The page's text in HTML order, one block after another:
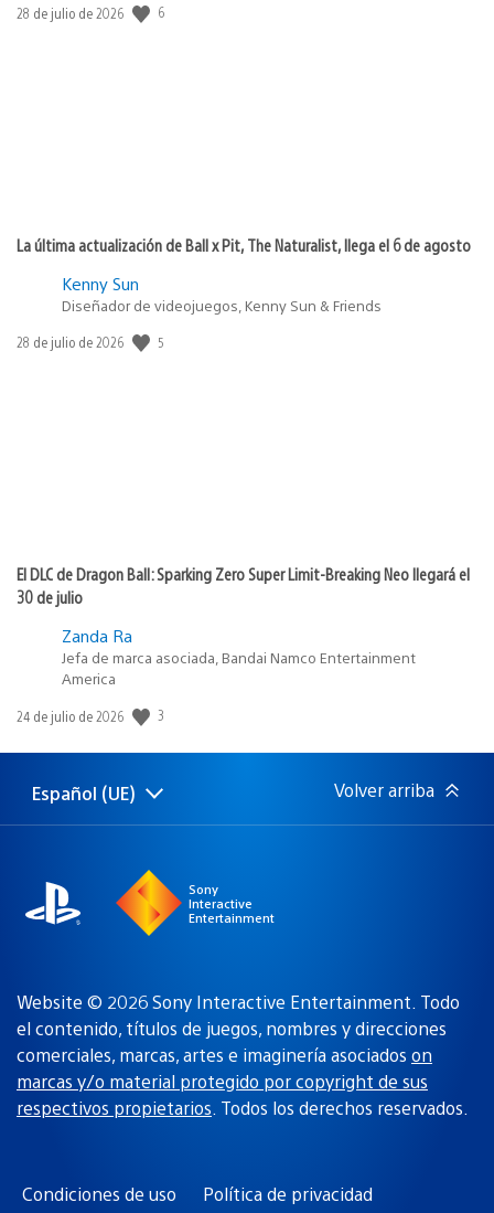
Fecha
28 de julio de 2026 6
La última actualización de Ball x Pit, The Naturalist, llega el 6 de agosto
Kenny Sun
Diseñador de videojuegos, Kenny Sun & Friends
Fecha
28 de julio de 2026 5
El DLC de Dragon Ball: Sparking Zero Super Limit-Breaking Neo llegará el
30 de julio
Zanda Ra
Jefa de marca asociada, Bandai Namco Entertainment
America
Fecha
publicación:
24 de julio de 2026 3
Selecciona
Región
Español (UE) Volver arriba
Sony
Interactive
Entertainment
Website © 2026 Sony Interactive Entertainment. Todo
el contenido, títulos de juegos, nombres y direcciones
comerciales, marcas, artes e imaginería asociados on
marcas y/o material protegido por copyright de sus
respectivos propietarios. Todos los derechos reservados.
Condiciones de uso Política de privacidad